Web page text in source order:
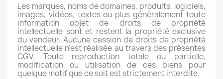
Les marques, noms de domaines, produits, logiciels,
images, vidéos, textes ou plus généralement toute
information objet de droits de propriété
intellectuelle sont et restent la propriété exclusive
du vendeur. Aucune cession de droits de propriété
intellectuelle n’est réalisée au travers des présentes
CGV. Toute reproduction totale ou partielle,
modification ou utilisation de ces biens pour
quelque motif que ce soit est strictement interdite.